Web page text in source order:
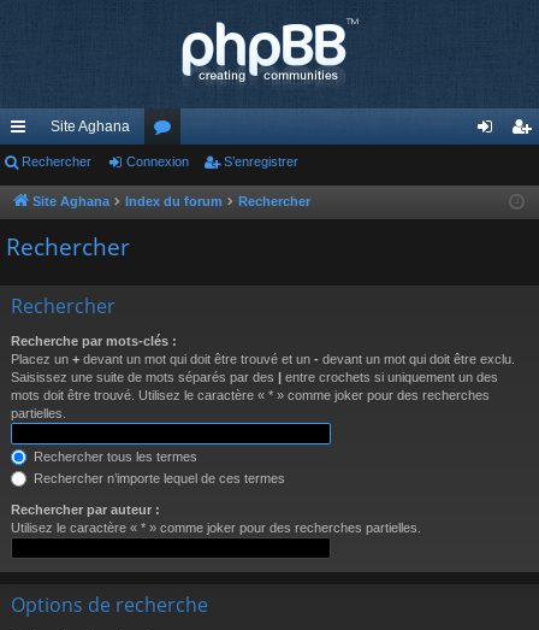
cc
ès
ra
de
Site Aghana
or
u nr
Rechercher Connexion S’enregistrer
Site Aghana Index du forum Rechercher
Rechercher
Rechercher
Recherche par mots-clés :
Placez un + devant un mot qui doit être trouvé et un - devant un mot qui doit être exclu.
Saisissez une suite de mots séparés par des | entre crochets si uniquement un des
mots doit être trouvé. Utilisez le caractère « * » comme joker pour des recherches
partielles.
Rechercher tous les termes
Rechercher n’importe lequel de ces termes
Rechercher par auteur :
Utilisez le caractère « * » comme joker pour des recherches partielles.
Options de recherche